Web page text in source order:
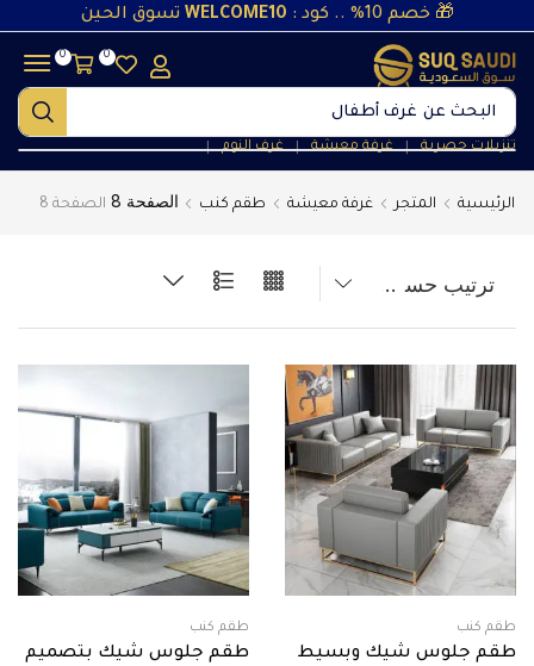
🎁 خصم 10% .. كود : WELCOME10 تسوق الحين
البحث عن غرف أطفال
تنزيلات حصرية ❘ غرفة معيشة ❘ غرف النوم ❘
0
0
الرئيسية المتجر غرفة معيشة طقم كنب الصفحة 8 الصفحة 8
طقم كنب
طقم جلوس شيك وبسيط
طقم كنب
طقم جلوس شيك بتصميم